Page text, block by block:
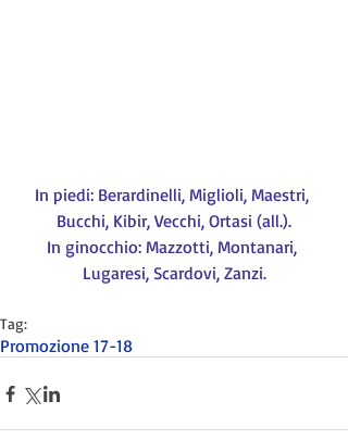
In piedi: Berardinelli, Miglioli, Maestri,
Bucchi, Kibir, Vecchi, Ortasi (all.).
In ginocchio: Mazzotti, Montanari,
Lugaresi, Scardovi, Zanzi.
Tag:
Promozione 17-18